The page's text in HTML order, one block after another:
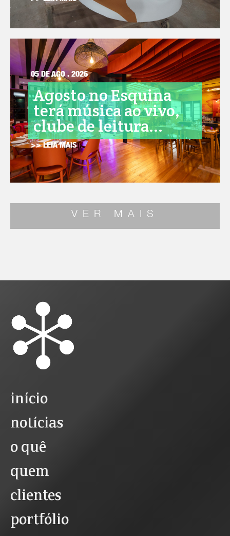
05 DE AGO . 2026
Agosto no Esquina
terá música ao vivo,
clube de leitura...
>> LEIA MAIS
VER MAIS
início
notícias
o quê
quem
clientes
portfólio